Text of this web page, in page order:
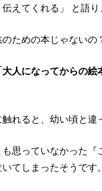
えてくれる」 と語り
ための本じゃないの
大人になってからの
れると、幼い頃と違
思っていなかった
てしまったそうです。